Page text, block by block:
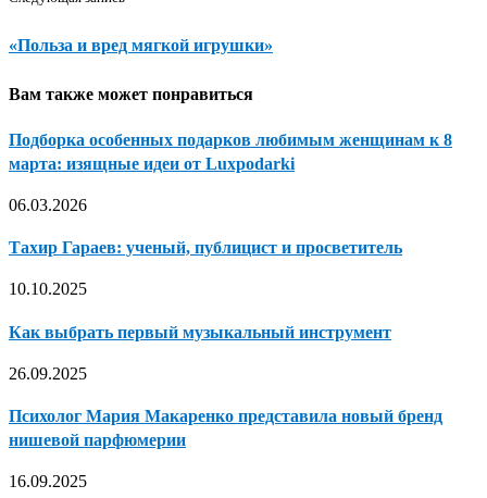
«Польза и вред мягкой игрушки»
Вам также может понравиться
Подборка особенных подарков любимым женщинам к 8
марта: изящные идеи от Luxpodarki
06.03.2026
Тахир Гараев: ученый, публицист и просветитель
10.10.2025
Как выбрать первый музыкальный инструмент
26.09.2025
Психолог Мария Макаренко представила новый бренд
нишевой парфюмерии
16.09.2025